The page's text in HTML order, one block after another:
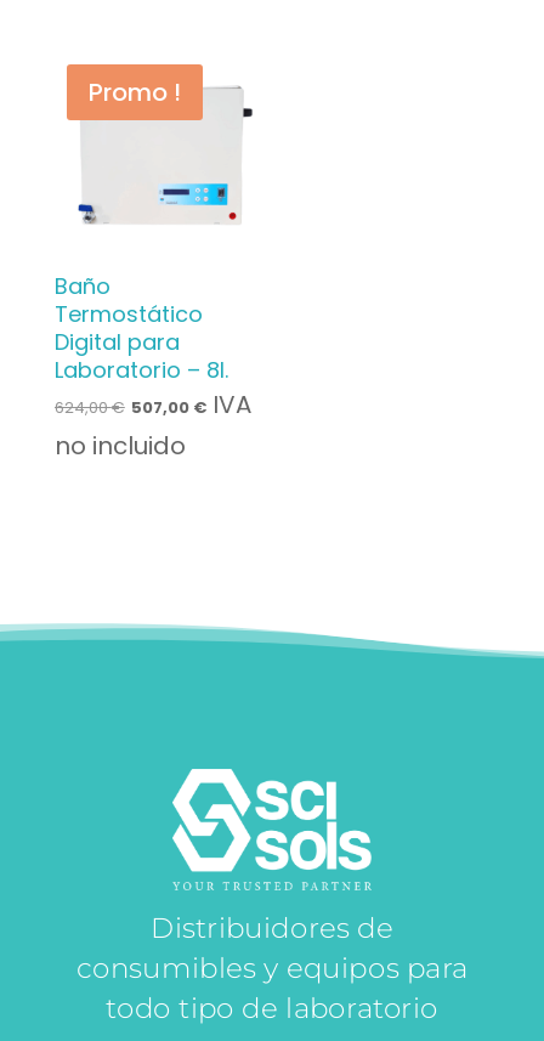
était :
1.437,00 €.1.237,00 €.
Promo !
Baño
Termostático
Digital para
Laboratorio – 8l.
624,00€ Le
prix
507,00 €Le
IVA
no incluido
Distribuidores de
consumibles y equipos para
todo tipo de laboratorio